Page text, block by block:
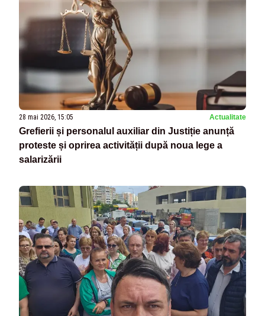
28 mai 2026, 15:05 Actualitate
Grefierii și personalul auxiliar din Justiție anunță
proteste și oprirea activității după noua lege a
salarizării